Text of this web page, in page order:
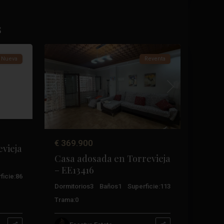
Nueva
86
Reventa
€ 369.900
Casa adosada en Torrevieja
– EE13416
Dormitorios3 Baños 1 Superficie: 113
Trama:0